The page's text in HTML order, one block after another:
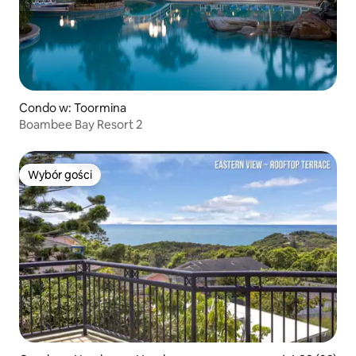
Condo w: Toormina
Boambee Bay Resort 2
Wybór gości
Wybór gości